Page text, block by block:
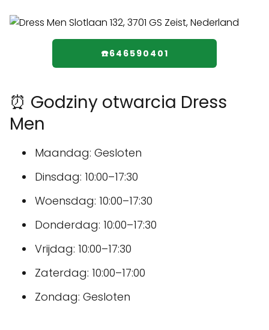
☎️646590401
⏰ Godziny otwarcia Dress
Men
Maandag: Gesloten
Dinsdag: 10:00–17:30
Woensdag: 10:00–17:30
Donderdag: 10:00–17:30
Vrijdag: 10:00–17:30
Zaterdag: 10:00–17:00
Zondag: Gesloten